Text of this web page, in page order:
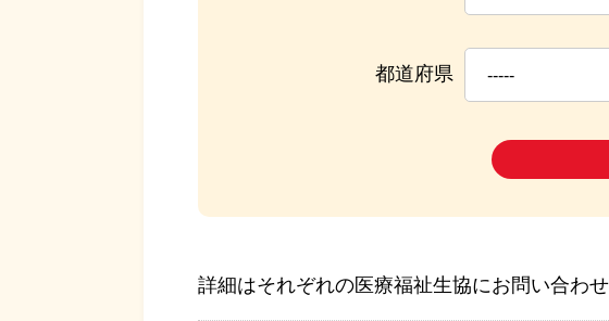
都道府県
詳細はそれぞれの医療福祉生協にお問い合わせ